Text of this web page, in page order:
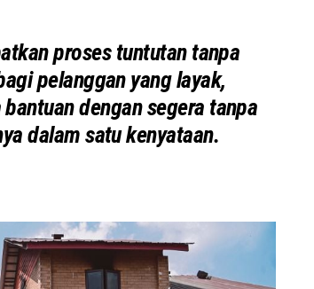
proses tuntutan tanpa
pelanggan yang layak,
dengan segera tanpa
dalam satu kenyataan.